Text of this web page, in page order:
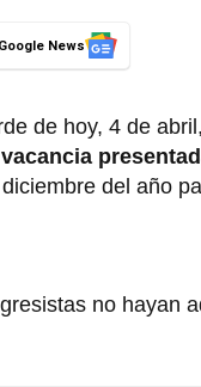
News
de hoy, 4 de
del año
no hayan